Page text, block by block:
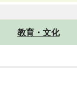
教育・文化